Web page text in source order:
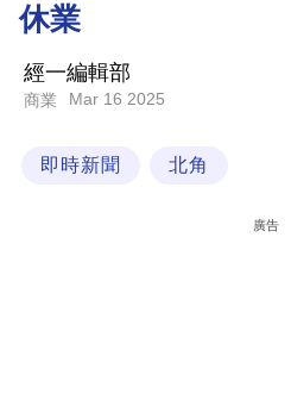
科
休業
經一編輯部
商業 Mar 16 2025
即時新聞 北角
廣告